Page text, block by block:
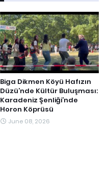
Biga Dikmen Köyü Hafızın
Düzü’nde Kültür Buluşması:
Karadeniz Şenliği’nde
Horon Köprüsü
June 08, 2026